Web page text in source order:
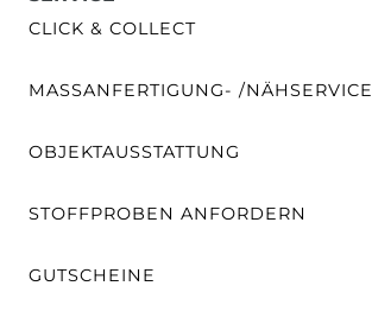
CLICK & COLLECT
MASSANFERTIGUNG- /NÄHSERVICE
OBJEKTAUSSTATTUNG
STOFFPROBEN ANFORDERN
GUTSCHEINE